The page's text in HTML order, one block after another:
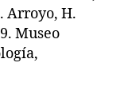
Arroyo, H.
Museo